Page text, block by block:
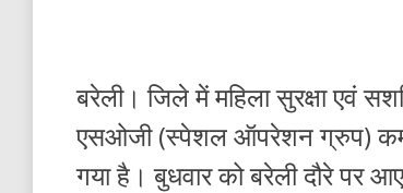
बरेली। जिले में महिला सुरक्षा एवं
एसओजी (स्पेशल ऑपरेशन ग्रुप)
गया है। बुधवार को बरेली दौरे पर